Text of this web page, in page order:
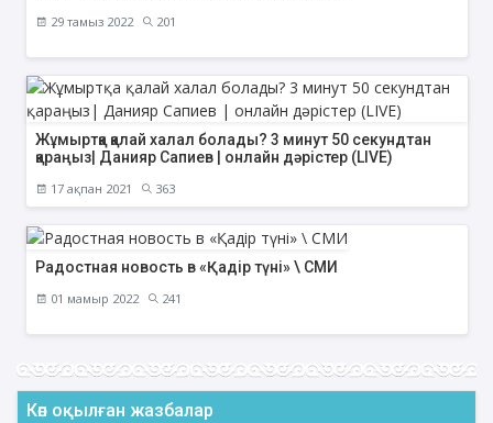
29 тамыз 2022 201
Жұмыртқа қалай халал болады? 3 минут 50 секундтан
қараңыз| Данияр Сапиев | онлайн дәрістер (LIVE)
17 ақпан 2021 363
Радостная новость в «Қадір түні» \ СМИ
01 мамыр 2022 241
Көп оқылған жазбалар